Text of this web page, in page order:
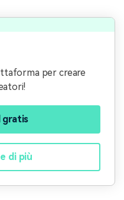
per creare
gratis
di più